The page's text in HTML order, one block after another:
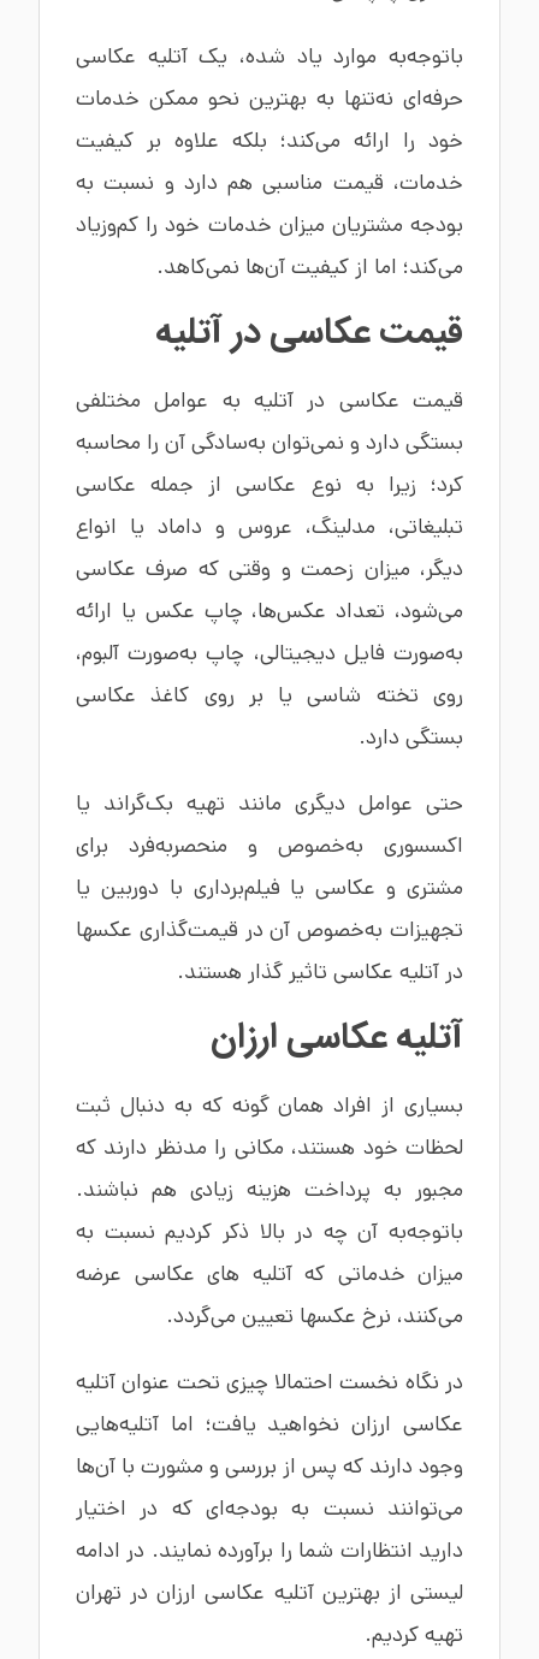
باتوجه‌به موارد یاد شده، یک آتلیه عکاسی
حرفه‌ای نه‌تنها به بهترین نحو ممکن خدمات
خود را ارائه می‌کند؛ بلکه علاوه بر کیفیت
خدمات، قیمت مناسبی هم دارد و نسبت به
بودجه مشتریان میزان خدمات خود را کم‌وزیاد
می‌کند؛ اما از کیفیت آن‌ها نمی‌کاهد.
قیمت عکاسی در آتلیه
قیمت عکاسی در آتلیه به عوامل مختلفی
بستگی دارد و نمی‌توان به‌سادگی آن را محاسبه
کرد؛ زیرا به نوع عکاسی از جمله عکاسی
تبلیغاتی، مدلینگ، عروس و داماد یا انواع
دیگر، میزان زحمت و وقتی که صرف عکاسی
می‌شود، تعداد عکس‌ها، چاپ عکس یا ارائه
به‌صورت فایل دیجیتالی، چاپ به‌صورت آلبوم،
روی تخته شاسی یا بر روی کاغذ عکاسی
بستگی دارد.
حتی عوامل دیگری مانند تهیه بک‌گراند یا
اکسسوری به‌خصوص و منحصربه‌فرد برای
مشتری و عکاسی یا فیلم‌برداری با دوربین یا
تجهیزات به‌خصوص آن در قیمت‌گذاری عکسها
در آتلیه عکاسی تاثیر گذار هستند.
آتلیه عکاسی ارزان
بسیاری از افراد همان گونه که به دنبال ثبت
لحظات خود هستند، مکانی را مدنظر دارند که
مجبور به پرداخت هزینه زیادی هم نباشند.
باتوجه‌به آن چه در بالا ذکر کردیم نسبت به
میزان خدماتی که آتلیه های عکاسی عرضه
می‌کنند، نرخ عکسها تعیین می‌گردد.
در نگاه نخست احتمالا چیزی تحت عنوان آتلیه
عکاسی ارزان نخواهید یافت؛ اما آتلیه‌هایی
وجود دارند که پس از بررسی و مشورت با آن‌ها
می‌توانند نسبت به بودجه‌ای که در اختیار
دارید انتظارات شما را برآورده نمایند. در ادامه
لیستی از بهترین آتلیه عکاسی ارزان در تهران
تهیه کردیم.